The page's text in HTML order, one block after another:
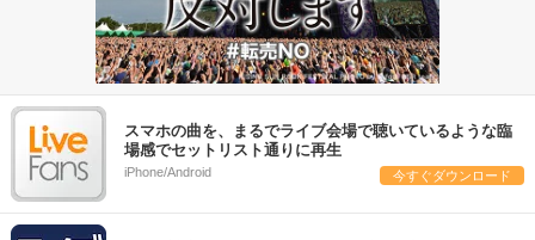
スマホの曲を、まるでライブ会場で聴いているような臨
場感でセットリスト通りに再生
iPhone/Android 今すぐダウンロード